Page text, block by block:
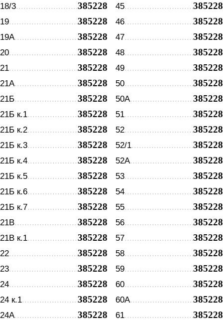
18/3 385228
19 385228
19А 385228
20 385228
21 385228
21А 385228
21Б 385228
21Б к.1 385228
21Б к.2 385228
21Б к.3 385228
21Б к.4 385228
21Б к.5 385228
21Б к.6 385228
21Б к.7 385228
21В 385228
21В к.1 385228
22 385228
23 385228
24 385228
24 к.1 385228
24А 385228
45 385228
46 385228
47 385228
48 385228
49 385228
50 385228
50А 385228
51 385228
52 385228
52/1 385228
52А 385228
53 385228
54 385228
55 385228
56 385228
57 385228
58 385228
59 385228
60 385228
60А 385228
61 385228